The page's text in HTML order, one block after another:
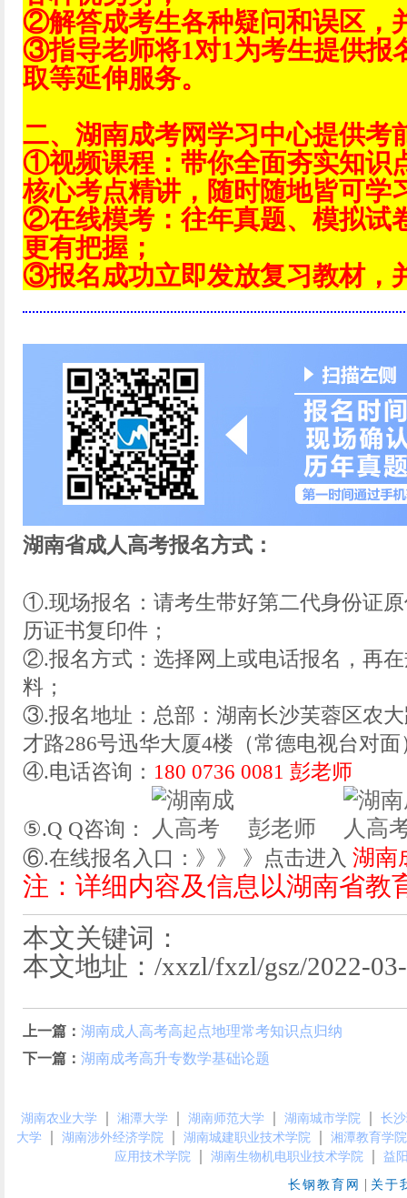
②解答成考生各种疑问和误区，
③指导老师将1对1为考生提供报
取等延伸服务。
二、湖南成考网学习中心提供考
①视频课程：带你全面夯实知识
核心考点精讲，随时随地皆可学
②在线模考：往年真题、模拟试
更有把握；
③报名成功立即发放复习教材，
湖南省成人高考报名方式：
①.现场报名：请考生带好第二代身份证
历证书复印件；
②.报名方式：选择网上或电话报名，再
料；
③.报名地址：总部：湖南长沙芙蓉区农
才路286号迅华大厦4楼（常德电视台对面
④.电话咨询： 180 0736 0081 彭老师
⑤.Q Q咨询： 彭老师
⑥.在线报名入口：》》 》点击进入 湖南
注：详细内容及信息以湖南省教
本文关键词：
本文地址：/xxzl/fxzl/gsz/2022-
上一篇： 湖南成人高考高起点地理常考知识点归纳
下一篇： 湖南成考高升专数学基础论题
湖南农业大学 湘潭大学 湖南师范大学 湖南城市学院
长
大学
湖南涉外经济学院 湖南城建职业技术学院
湘潭教育学院
应用技术学院
湖南生物机电职业技术学院 益
长钢教育网 | 关于